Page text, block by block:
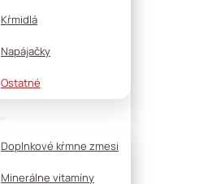
Kŕmidlá
Napájačky
Ostatné
Doplnkové kŕmne zmesi
Minerálne vitamíny